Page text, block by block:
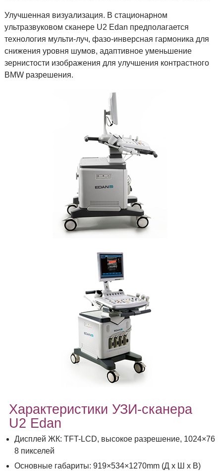
Улучшенная визуализация. В стационарном
ультразвуковом сканере U2 Edan предполагается
технология мульти-луч, фазо-инверсная гармоника для
снижения уровня шумов, адаптивное уменьшение
зернистости изображения для улучшения контрастного
BMW разрешения.
Характеристики УЗИ-сканера
U2 Edan
Дисплей ЖК: TFT-LCD, высокое разрешение, 1024×76
8 пикселей
Основные габариты: 919×534×1270mm (Д х Ш х В)